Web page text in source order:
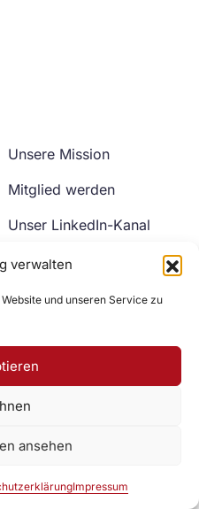
verwalten
und unseren Service zu
ansehen
Impressum
Unsere Mission
Mitglied werden
Unser LinkedIn-Kanal
Unser YouTube-Kanal